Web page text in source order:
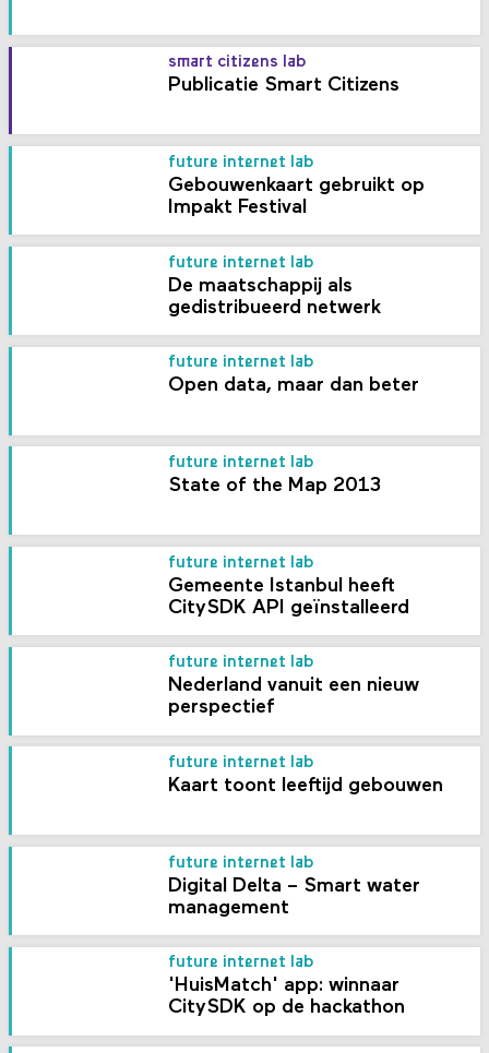
smart citizens lab
Publicatie Smart Citizens
future internet lab
Gebouwenkaart gebruikt op
Impakt Festival
future internet lab
De maatschappij als
gedistribueerd netwerk
future internet lab
Open data, maar dan beter
future internet lab
State of the Map 2013
future internet lab
Gemeente Istanbul heeft
CitySDK API geïnstalleerd
future internet lab
Nederland vanuit een nieuw
perspectief
future internet lab
Kaart toont leeftijd gebouwen
future internet lab
Digital Delta – Smart water
management
future internet lab
'HuisMatch' app: winnaar
CitySDK op de hackathon